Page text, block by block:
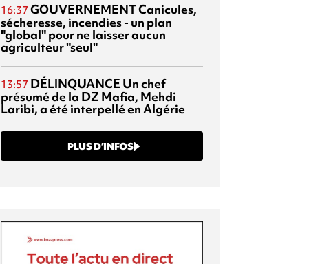
16:37 GOUVERNEMENTCanicules,
sécheresse, incendies - un plan
"global" pour ne laisser aucun
agriculteur "seul"
13:57 DÉLINQUANCE Un chef
présumé de la DZ Mafia, Mehdi
Laribi, a été interpellé en Algérie
PLUS D’INFOS